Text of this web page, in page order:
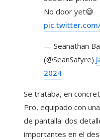
No door yet😅
— Seanathan
(@SeanSafyre)
2024
Se trataba, en
Pro, equipado con
de pantalla: dos
importantes en el